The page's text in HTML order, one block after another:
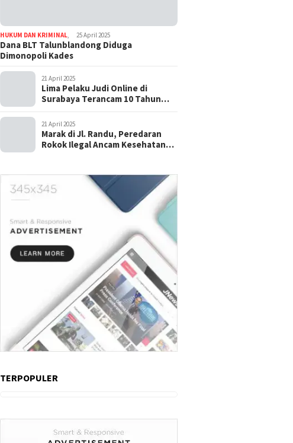
HUKUM DAN KRIMINAL 25 April 2025
Dana BLT Talunblandong Diduga
Dimonopoli Kades
21 April 2025
Lima Pelaku Judi Online di
Surabaya Terancam 10 Tahun
21 April 2025
Marak di Jl. Randu, Peredaran
Rokok Ilegal Ancam Kesehatan
TERPOPULER